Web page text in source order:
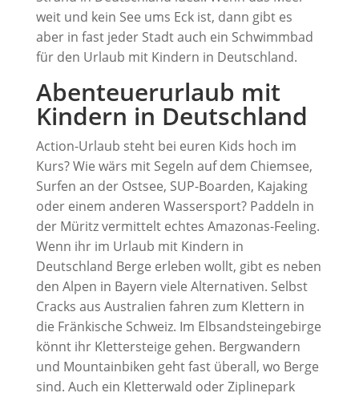
weit und kein See ums Eck ist, dann gibt es
aber in fast jeder Stadt auch ein Schwimmbad
für den Urlaub mit Kindern in Deutschland.
Abenteuerurlaub mit
Kindern in Deutschland
Action-Urlaub steht bei euren Kids hoch im
Kurs? Wie wärs mit Segeln auf dem Chiemsee,
Surfen an der Ostsee, SUP-Boarden, Kajaking
oder einem anderen Wassersport? Paddeln in
der Müritz vermittelt echtes Amazonas-Feeling.
Wenn ihr im Urlaub mit Kindern in
Deutschland Berge erleben wollt, gibt es neben
den Alpen in Bayern viele Alternativen. Selbst
Cracks aus Australien fahren zum Klettern in
die Fränkische Schweiz. Im Elbsandsteingebirge
könnt ihr Klettersteige gehen. Bergwandern
und Mountainbiken geht fast überall, wo Berge
sind. Auch ein Kletterwald oder Ziplinepark